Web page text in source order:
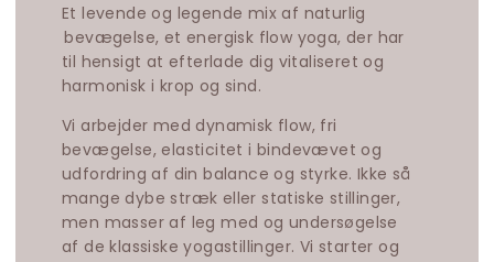
Et levende og legende mix af naturlig
bevægelse, et energisk flow yoga, der har
til hensigt at efterlade dig vitaliseret og
harmonisk i krop og sind.
Vi arbejder med dynamisk flow, fri
bevægelse, elasticitet i bindevævet og
udfordring af din balance og styrke. Ikke så
mange dybe stræk eller statiske stillinger,
men masser af leg med og undersøgelse
af de klassiske yogastillinger. Vi starter og